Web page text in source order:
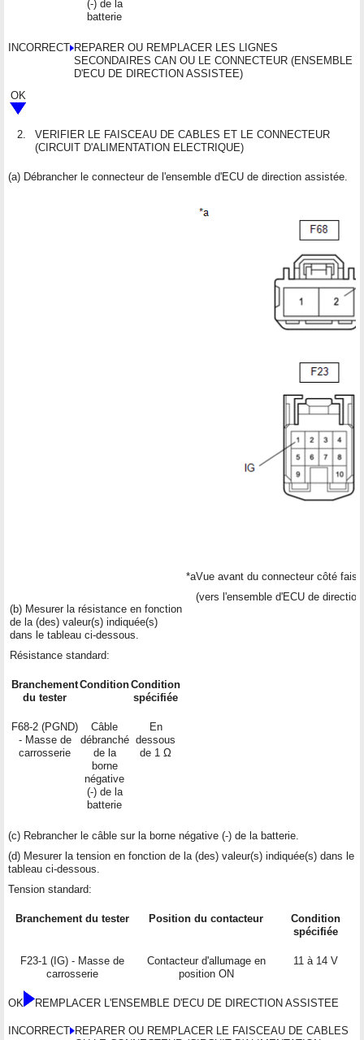
(-) de la
batterie
INCORRECT REPARER OU REMPLACER LES LIGNES
SECONDAIRES CAN OU LE CONNECTEUR (ENSEMBLE
D'ECU DE DIRECTION ASSISTEE)
OK
2.
VERIFIER LE FAISCEAU DE CABLES ET LE CONNECTEUR
(CIRCUIT D'ALIMENTATION ELECTRIQUE)
(a) Débrancher le connecteur de l'ensemble d'ECU de direction assistée.
(b) Mesurer la résistance en fonction
de la (des) valeur(s) indiquée(s)
dans le tableau ci-dessous.
Résistance standard:
Branchement
du tester
ConditionCondition
spécifiée
F68-2 (PGND)
- Masse de
carrosserie
Câble
débranché
de la
borne
négative
(-) de la
batterie
En
dessous
de 1 Ω
*aVue avant du connecteur côté
(vers l'ensemble d'ECU de
(c) Rebrancher le câble sur la borne négative (-) de la batterie.
(d) Mesurer la tension en fonction de la (des) valeur(s) indiquée(s) dans le
tableau ci-dessous.
Tension standard:
Branchement du tester Position du contacteur
Condition
spécifiée
F23-1 (IG) - Masse de
carrosserie
Contacteur d'allumage en
position ON
11 à 14 V
OK REMPLACER L'ENSEMBLE D'ECU DE DIRECTION ASSISTEE
INCORRECT REPARER OU REMPLACER LE FAISCEAU DE CABLES